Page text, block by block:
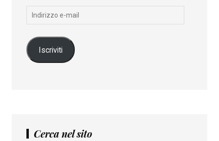
Indirizzo
Iscriviti
Cerca nel sito